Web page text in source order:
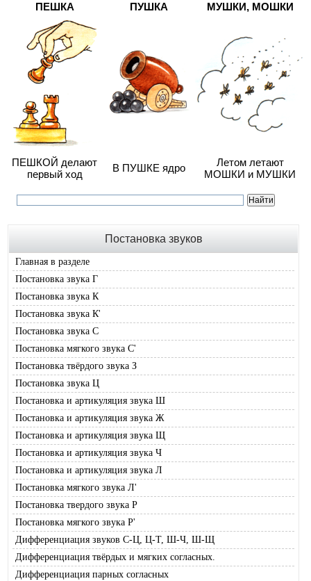
ПЕШКА ПУШКА МУШКИ, МОШКИ
ПЕШКОЙ делают
первый ход
В ПУШКЕ ядро
Летом летают
МОШКИ и МУШКИ
Постановка звуков
Главная в разделе
Постановка звука Г
Постановка звука К
Постановка звука К'
Постановка звука С
Постановка мягкого звука С'
Постановка твёрдого звука З
Постановка звука Ц
Постановка и артикуляция звука Ш
Постановка и артикуляция звука Ж
Постановка и артикуляция звука Щ
Постановка и артикуляция звука Ч
Постановка и артикуляция звука Л
Постановка мягкого звука Л'
Постановка твердого звука Р
Постановка мягкого звука Р'
Дифференциация звуков С-Ц, Ц-Т, Ш-Ч, Ш-Щ
Дифференциация твёрдых и мягких согласных.
Дифференциация парных согласных